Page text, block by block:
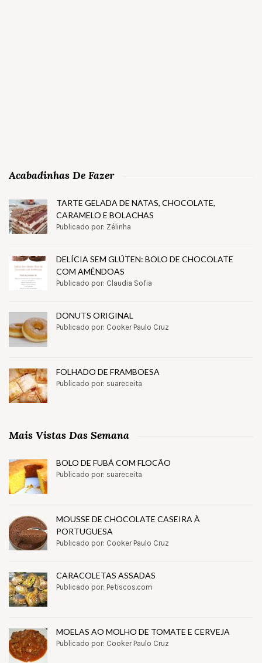
Acabadinhas De Fazer
TARTE GELADA DE NATAS, CHOCOLATE,
CARAMELO E BOLACHAS
Publicado por: Zélinha
DELÍCIA SEM GLÚTEN: BOLO DE CHOCOLATE
COM AMÊNDOAS
Publicado por: Claudia Sofia
DONUTS ORIGINAL
Publicado por: Cooker Paulo Cruz
FOLHADO DE FRAMBOESA
Publicado por: suareceita
Mais Vistas Das Semana
BOLO DE FUBÁ COM FLOCÃO
Publicado por: suareceita
MOUSSE DE CHOCOLATE CASEIRA À
PORTUGUESA
Publicado por: Cooker Paulo Cruz
CARACOLETAS ASSADAS
Publicado por: Petiscos.com
MOELAS AO MOLHO DE TOMATE E CERVEJA
Publicado por: Cooker Paulo Cruz